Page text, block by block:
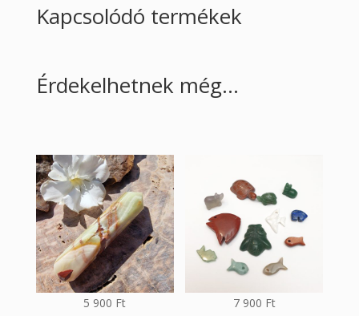
Kapcsolódó termékek
Érdekelhetnek még…
5 900 Ft
7 900 Ft